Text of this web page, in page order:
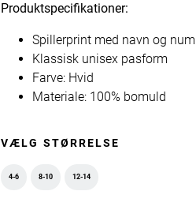
Produktspecifikationer:
Spillerprint med navn og
Klassisk unisex pasform
Farve: Hvid
Materiale: 100% bomuld
VÆLG STØRRELSE
4-6 8-10 12-14